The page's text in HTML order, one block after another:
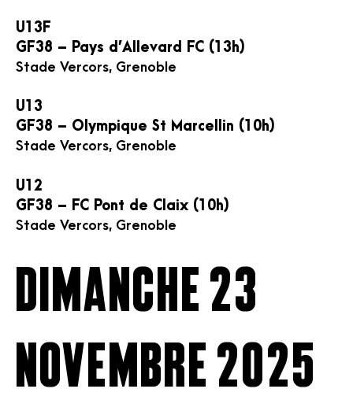
U13F
GF38 – Pays d’Allevard FC (13h)
Stade Vercors, Grenoble
U13
GF38 – Olympique St Marcellin (10h)
Stade Vercors, Grenoble
U12
GF38 – FC Pont de Claix (10h)
Stade Vercors, Grenoble
Dimanche 23
novembre 2025